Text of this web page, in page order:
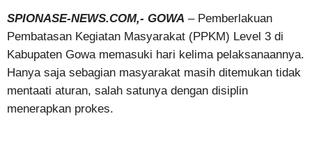
SPIONASE-NEWS.COM,- GOWA – Pemberlakuan
Pembatasan Kegiatan Masyarakat (PPKM) Level 3 di
Kabupaten Gowa memasuki hari kelima pelaksanaannya.
Hanya saja sebagian masyarakat masih ditemukan tidak
mentaati aturan, salah satunya dengan disiplin
menerapkan prokes.